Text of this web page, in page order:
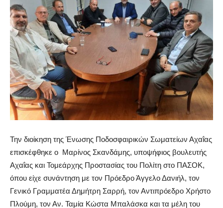
Την διοίκηση της Ένωσης Ποδοσφαιρικών Σωματείων Αχαΐας
επισκέφθηκε ο Μαρίνος Σκανδάμης, υποψήφιος βουλευτής
Αχαΐας και Τομεάρχης Προστασίας του Πολίτη στο ΠΑΣΟΚ,
όπου είχε συνάντηση με τον Πρόεδρο Άγγελο Δανιήλ, τον
Γενικό Γραμματέα Δημήτρη Σαρρή, τον Αντιπρόεδρο Χρήστο
Πλούμη, τον Αν. Ταμία Κώστα Μπαλάσκα και τα μέλη του